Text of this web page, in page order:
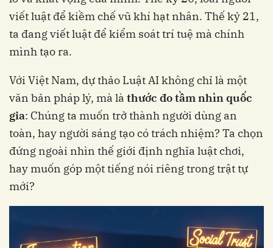
viết luật để kiềm chế vũ khí hạt nhân. Thế kỷ 21,
ta đang viết luật để kiểm soát trí tuệ mà chính
mình tạo ra.
Với Việt Nam, dự thảo Luật AI không chỉ là một
văn bản pháp lý, mà là thước đo tầm nhìn quốc
gia: Chúng ta muốn trở thành người dùng an
toàn, hay người sáng tạo có trách nhiệm? Ta chọn
đứng ngoài nhìn thế giới định nghĩa luật chơi,
hay muốn góp một tiếng nói riêng trong trật tự
mới?